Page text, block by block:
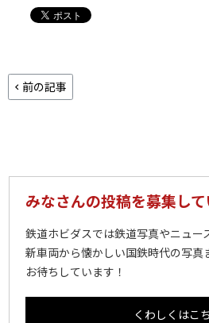
前の記事
みなさんの投稿を募集し
鉄道ホビダスでは鉄道写真やニュー
新車両から懐かしい国鉄時代の写真
お待ちしています！
くわしくはこ